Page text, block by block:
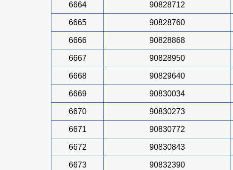
6664 90828712
6665 90828760
6666 90828868
6667 90828950
6668 90829640
6669 90830034
6670 90830273
6671 90830772
6672 90830843
6673 90832390